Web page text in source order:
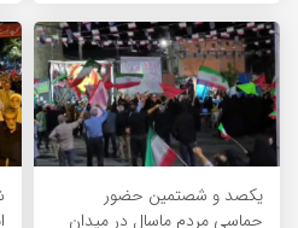
یکصد و شصتمین حضور
حماسی مردم ماسال در میدان